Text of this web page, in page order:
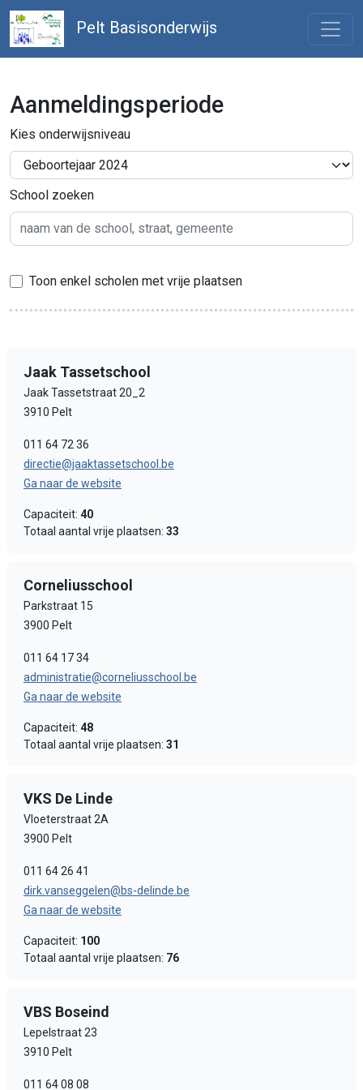
Pelt Basisonderwijs
Aanmeldingsperiode
Kies onderwijsniveau
School zoeken
Toon enkel scholen met vrije plaatsen
Jaak Tassetschool
Jaak Tassetstraat 20_2
3910 Pelt
011 64 72 36
directie@jaaktassetschool.be
Ga naar de website
Capaciteit: 40
Totaal aantal vrije plaatsen: 33
Corneliusschool
Parkstraat 15
3900 Pelt
011 64 17 34
administratie@corneliusschool.be
Ga naar de website
Capaciteit: 48
Totaal aantal vrije plaatsen: 31
VKS De Linde
Vloeterstraat 2A
3900 Pelt
011 64 26 41
dirk.vanseggelen@bs-delinde.be
Ga naar de website
Capaciteit: 100
Totaal aantal vrije plaatsen: 76
VBS Boseind
Lepelstraat 23
3910 Pelt
011 64 08 08